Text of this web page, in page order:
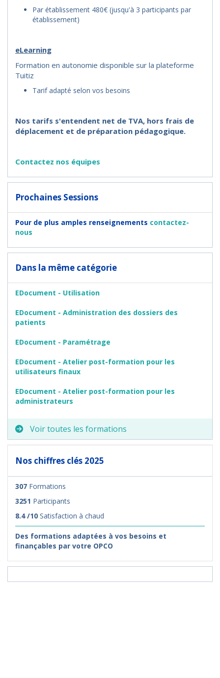
Par établissement 480€ (jusqu'à 3 participants par
établissement)
eLearning
Formation en autonomie disponible sur la plateforme
Tuitiz
Tarif adapté selon vos besoins
Nos tarifs s'entendent net de TVA, hors frais de
déplacement et de préparation pédagogique.
Contactez nos équipes
Prochaines Sessions
Pour de plus amples renseignements contactez-
nous
Dans la même catégorie
EDocument - Utilisation
EDocument - Administration des dossiers des
patients
EDocument - Paramétrage
EDocument - Atelier post-formation pour les
utilisateurs finaux
EDocument - Atelier post-formation pour les
administrateurs
Voir toutes les formations
Nos chiffres clés 2025
307 Formations
3251 Participants
8.4 /10 Satisfaction à chaud
Des formations adaptées à vos besoins et
finançables par votre OPCO